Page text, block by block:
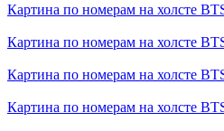
Картина по номерам на холсте
Картина по номерам на холсте
Картина по номерам на холсте
Картина по номерам на холсте